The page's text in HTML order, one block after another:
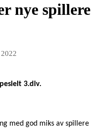
nye spillere
3.div.
med god miks av spillere